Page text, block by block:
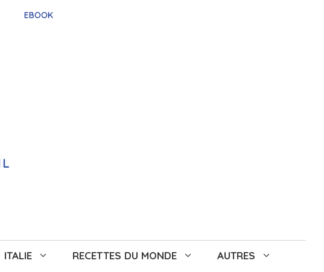
EBOOK
ITALIE RECETTES DU MONDE AUTRES